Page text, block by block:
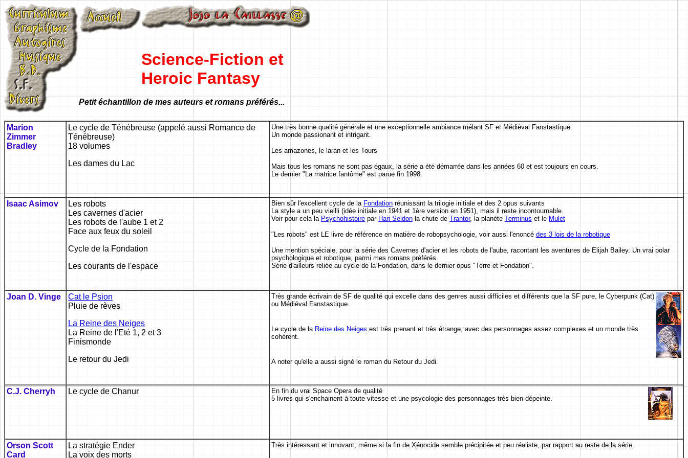
Science-Fiction et
Heroic Fantasy
Petit échantillon de mes auteurs et romans préférés...
Marion
Zimmer
Bradley
Le cycle de Ténébreuse (appelé aussi Romance de
Ténébreuse)
18 volumes
Les dames du Lac
Une très bonne qualité générale et une exceptionnelle ambiance mélant SF et Médiéval Fanstastique.
Un monde passionant et intrigant.
Les amazones, le laran et les Tours
Mais tous les romans ne sont pas égaux, la série a été démarrée dans les années 60 et est toujours en cours.
Le dernier "La matrice fantôme" est parue fin 1998.
Isaac Asimov
Les robots
Les cavernes d'acier
Les robots de l'aube 1 et 2
Face aux feux du soleil
Cycle de la Fondation
Les courants de l'espace
Bien sûr l'excellent cycle de la Fondation réunissant la trilogie initiale et des 2 opus suivants
La style a un peu vieilli (idée initiale en 1941 et 1ère version en 1951), mais il reste incontournable.
Voir pour cela la Psychohistoire par Hari Seldon la chute de Trantor, la planète Terminus et le Mulet
"Les robots" est LE livre de référence en matière de robopsychologie, voir aussi l'enoncé des 3 lois de la robotique
Une mention spéciale, pour la série des Cavernes d'acier et les robots de l'aube, racontant les aventures de Elijah Bailey. Un vrai polar
psychologique et robotique, parmi mes romans préférés.
Série d'ailleurs reliée au cycle de la Fondation, dans le dernier opus "Terre et Fondation".
Joan D. Vinge
Cat le Psion
Pluie de rèves
La Reine des Neiges
La Reine de l'Eté 1, 2 et 3
Finismonde
Le retour du Jedi
Très grande écrivain de SF de qualité qui excelle dans des genres aussi difficiles et différents que la SF pure, le Cyberpunk (Cat)
ou Médiéval Fanstastique.
Le cycle de la Reine des Neiges est très prenant et très étrange, avec des personnages assez complexes et un monde très
cohérent.
A noter qu'elle a aussi signé le roman du Retour du Jedi.
C.J. Cherryh Le cycle de Chanur
En fin du vrai Space Opera de qualité
5 livres qui s'enchainent à toute vitesse et une psycologie des personnages très bien dépeinte.
Orson Scott
Card
La stratégie Ender
La voix des morts
Très intéressant et innovant, même si la fin de Xénocide semble précipitée et peu réaliste, par rapport au reste de la série.